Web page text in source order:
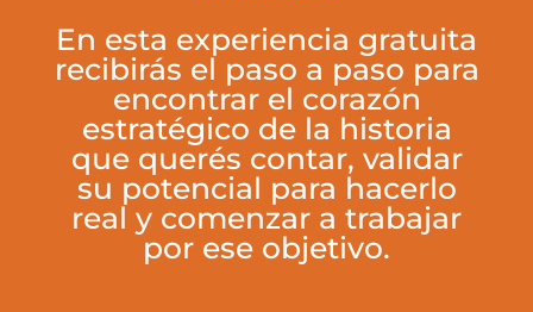
En esta experiencia gratuita
recibirás el paso a paso para
encontrar el corazón
estratégico de la historia
que querés contar, validar
su potencial para hacerlo
real y comenzar a trabajar
por ese objetivo.